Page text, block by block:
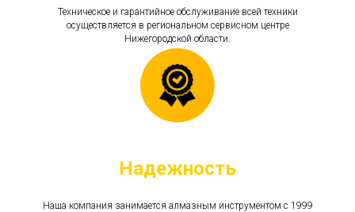
Техническое и гарантийное обслуживание всей техники
осуществляется в региональном сервисном центре
Нижегородской области.
Надежность
Наша компания занимается алмазным инструментом c 1999